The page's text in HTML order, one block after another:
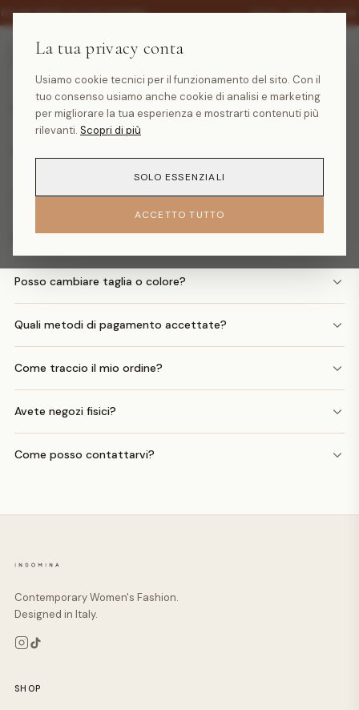
SU TUTTA LA COLLEZIONE · SALDI -30% SU
Domande frequenti
Quanto costa la spedizione?
Come faccio un reso?
Posso avere il rimborso in denaro?
Posso cambiare taglia o colore?
Quali metodi di pagamento accettate?
Come traccio il mio ordine?
Avete negozi fisici?
Come posso contattarvi?
Contemporary Women's Fashion.
Designed in Italy.
SHOP
La tua privacy conta
Usiamo cookie tecnici per il funzionamento del sito. Con il
tuo consenso usiamo anche cookie di analisi e marketing
per migliorare la tua esperienza e mostrarti contenuti più
rilevanti. Scopri di più
SOLO ESSENZIALI
ACCETTO TUTTO